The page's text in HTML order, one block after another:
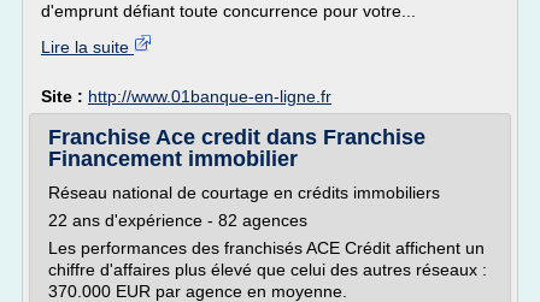
d'emprunt défiant toute concurrence pour votre...
Lire la suite
Site : http://www.01banque-en-ligne.fr
Franchise Ace credit dans Franchise
Financement immobilier
Réseau national de courtage en crédits immobiliers
22 ans d'expérience - 82 agences
Les performances des franchisés ACE Crédit affichent un
chiffre d'affaires plus élevé que celui des autres réseaux :
370.000 EUR par agence en moyenne.